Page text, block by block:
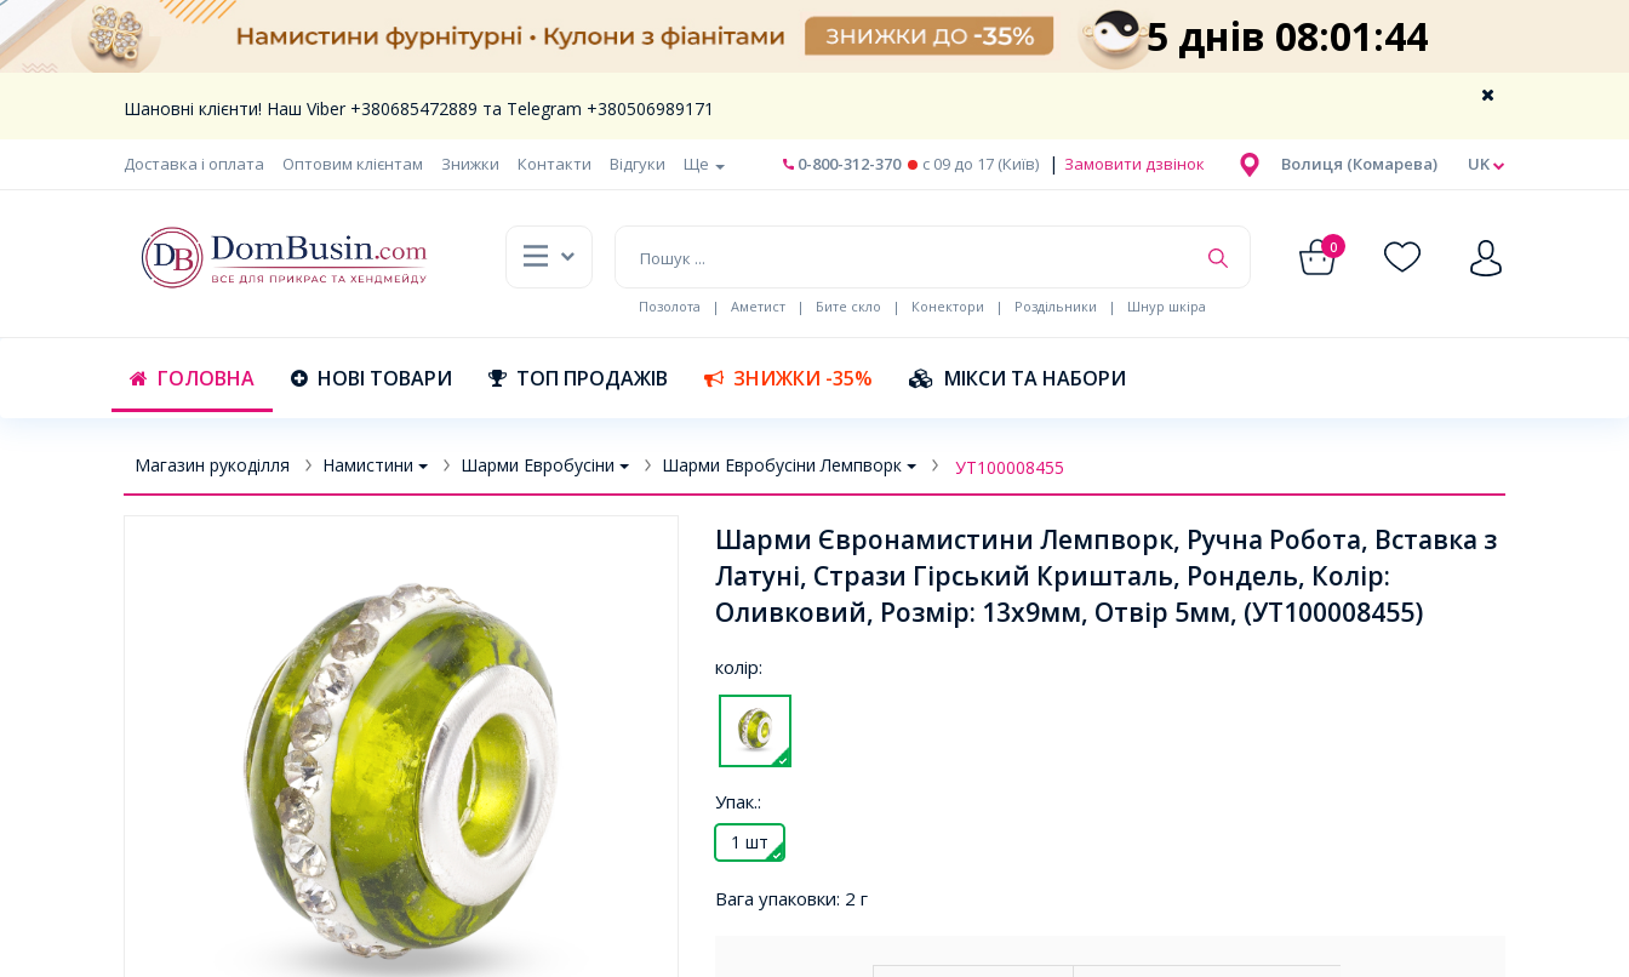
5 днів 08:01:43
Шановні клієнти! Наш Viber +380685472889 та Telegram +380506989171
Доставка і оплата Оптовим клієнтам Знижки Контакти Відгуки Ще UK
Волиця (Комарева)
0-800-312-370 c 09 до 17 (Київ) | Замовити дзвінок
0
Позолота | Аметист | Бите скло | Конектори | Роздільники | Шнур шкіра
ГОЛОВНА НОВІ ТОВАРИ ТОП ПРОДАЖІВ ЗНИЖКИ -35% МІКСИ ТА НАБОРИ
Магазин рукоділля Намистини Шарми Евробусіни Шарми Евробусіни Лемпворк УТ100008455
Шарми Євронамистини Лемпворк, Ручна Робота, Вставка з
Латуні, Стрази Гірський Кришталь, Рондель, Колір:
Оливковий, Розмір: 13х9мм, Отвір 5мм, (УТ100008455)
колір:
Упак.:
1 шт
Вага упаковки: 2 г